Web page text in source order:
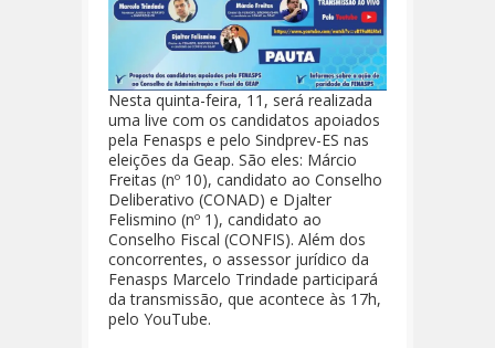
Nesta quinta-feira, 11, será realizada
uma live com os candidatos apoiados
pela Fenasps e pelo Sindprev-ES nas
eleições da Geap. São eles: Márcio
Freitas (nº 10), candidato ao Conselho
Deliberativo (CONAD) e Djalter
Felismino (nº 1), candidato ao
Conselho Fiscal (CONFIS). Além dos
concorrentes, o assessor jurídico da
Fenasps Marcelo Trindade participará
da transmissão, que acontece às 17h,
pelo YouTube.